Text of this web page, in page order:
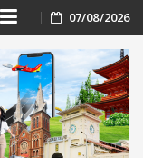
07/08/2026